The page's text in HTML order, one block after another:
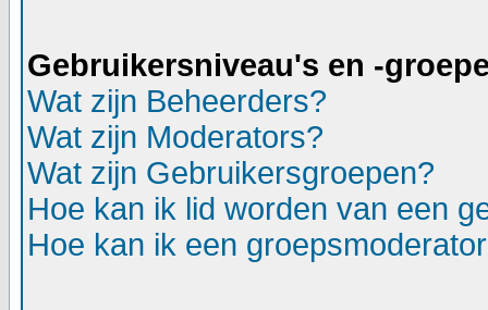
Gebruikersniveau's en -
Wat zijn Beheerders?
Wat zijn Moderators?
Wat zijn Gebruikersgroepen?
Hoe kan ik lid worden van een
Hoe kan ik een